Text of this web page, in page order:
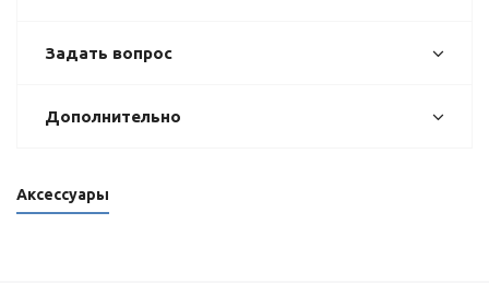
Задать вопрос
Дополнительно
Аксессуары